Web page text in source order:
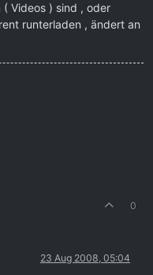
Videos ) sind , oder
runterladen , ändert an
0
23 Aug 2008, 05:04